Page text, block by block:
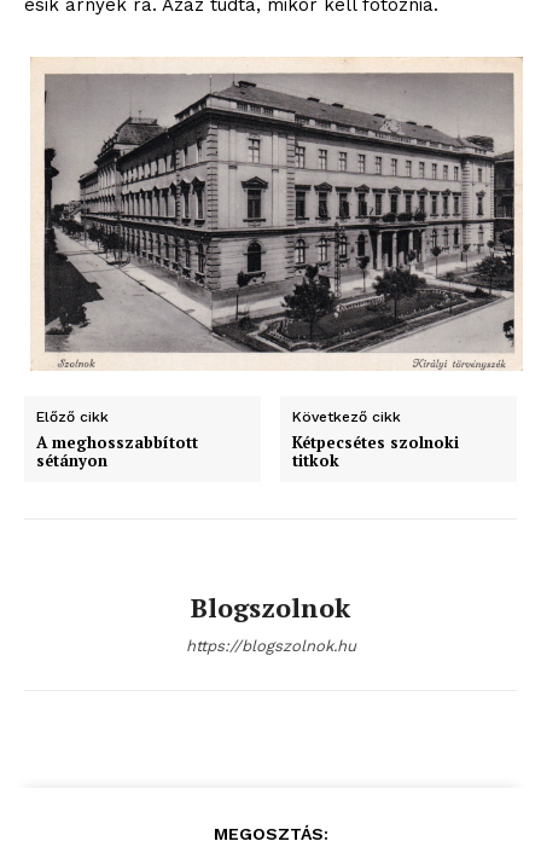
esik árnyék rá. Azaz tudta, mikor kell fotóznia.
Előző cikk
A meghosszabbított
sétányon
Következő cikk
Kétpecsétes szolnoki
titkok
Blogszolnok
https://blogszolnok.hu
MEGOSZTÁS: